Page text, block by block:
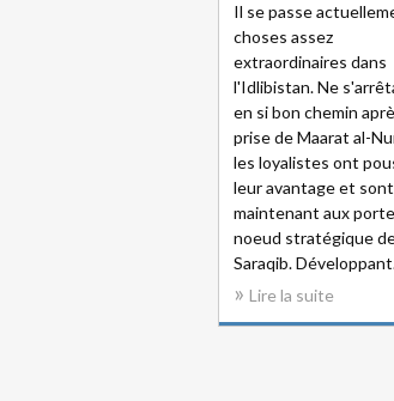
Il se passe
choses assez
extraordinaires dans
l'Idlibistan. Ne
en si bon chemin
prise de Maarat al-
les loyalistes ont
leur avantage et sont
maintenant aux
noeud stratégique
Saraqib.
Lire la suite